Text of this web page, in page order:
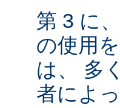
第 3 に、
の使用
は、 多
者によ